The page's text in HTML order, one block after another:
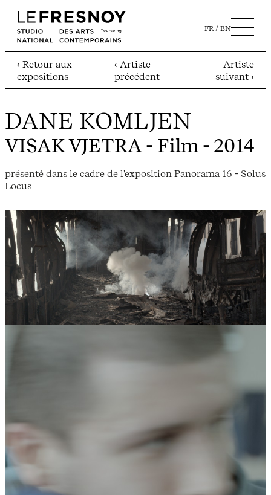
FR EN
‹ Retour aux
expositions
‹ Artiste
précédent
Artiste
suivant ›
DANE KOMLJEN
VISAK VJETRA - Film - 2014
présenté dans le cadre de l'exposition Panorama 16 - Solus
Locus